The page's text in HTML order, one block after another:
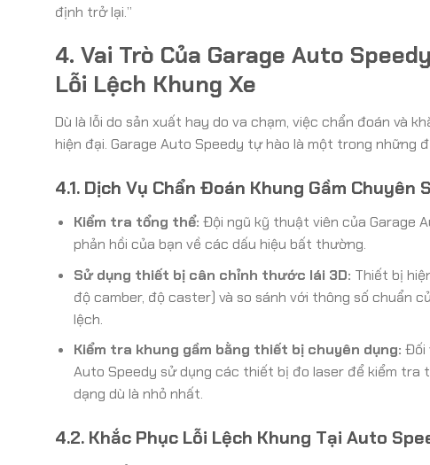
định trở lại.”
4. Vai Trò Của Garage Auto
Lỗi Lệch Khung Xe
Dù là lỗi do sản xuất hay do va chạm, việc chẩn đoán và
hiện đại. Garage Auto Speedy tự hào là một trong những
4.1. Dịch Vụ Chẩn Đoán Khung Gầm Chuyên
Kiểm tra tổng thể: Đội ngũ kỹ thuật viên của Garage
phản hồi của bạn về các dấu hiệu bất thường.
Sử dụng thiết bị cân chỉnh thước lái 3D: Thiết bị
độ camber, độ caster) và so sánh với thông số chuẩn
lệch.
Kiểm tra khung gầm bằng thiết bị chuyên dụng: Đối
Auto Speedy sử dụng các thiết bị đo laser để kiểm tra
dạng dù là nhỏ nhất.
4.2. Khắc Phục Lỗi Lệch Khung Tại Auto